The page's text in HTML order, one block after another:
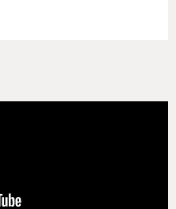
ルダの伝説」だった。
姿であり完成系だと思
った。
日で放送されたドラマ
点、両方あるが、まず
表的な特徴といえば、
ル表現だと思う。3Dの